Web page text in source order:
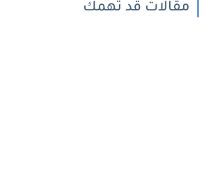
مقالات قد تهمك